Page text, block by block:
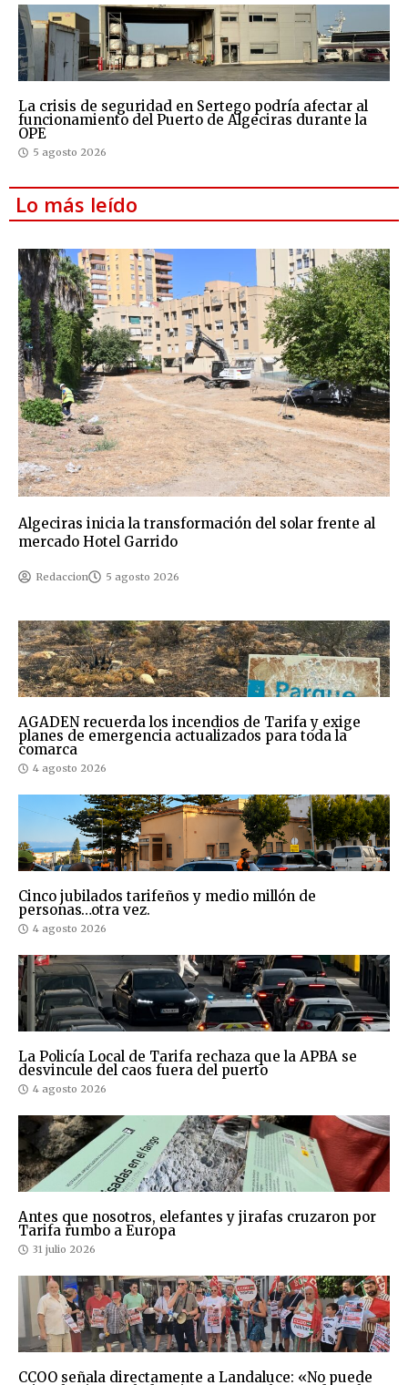
La crisis de seguridad en Sertego podría afectar al
funcionamiento del Puerto de Algeciras durante la
OPE
5 agosto 2026
Lo más leído
Algeciras inicia la transformación del solar frente al
mercado Hotel Garrido
Redaccion 5 agosto 2026
AGADEN recuerda los incendios de Tarifa y exige
planes de emergencia actualizados para toda la
comarca
4 agosto 2026
Cinco jubilados tarifeños y medio millón de
personas…otra vez.
4 agosto 2026
La Policía Local de Tarifa rechaza que la APBA se
desvincule del caos fuera del puerto
4 agosto 2026
Antes que nosotros, elefantes y jirafas cruzaron por
Tarifa rumbo a Europa
31 julio 2026
CCOO señala directamente a Landaluce: «No puede